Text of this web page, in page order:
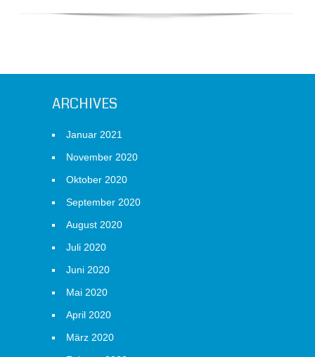
ARCHIVES
Januar 2021
November 2020
Oktober 2020
September 2020
August 2020
Juli 2020
Juni 2020
Mai 2020
April 2020
März 2020